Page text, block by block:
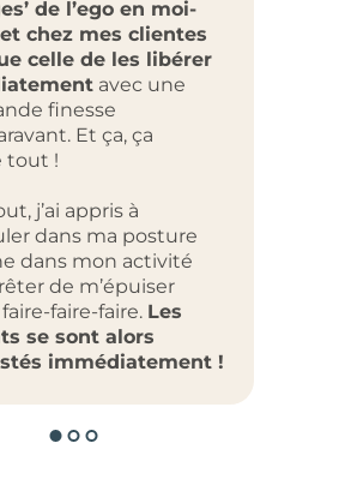
de l’ego en moi-
chez mes clientes
celle de les libérer
avec une
finesse
Et ça, ça
tout !
j’ai appris à
dans ma posture
dans mon activité
de m’épuiser
faire-faire. Les
se sont alors
immédiatement !